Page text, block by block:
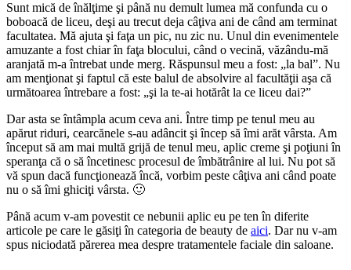
Sunt mică de înălţime şi până nu demult lumea mă confunda cu o
boboacă de liceu, deşi au trecut deja câţiva ani de când am terminat
facultatea. Mă ajuta şi faţa un pic, nu zic nu. Unul din evenimentele
amuzante a fost chiar în faţa blocului, când o vecină, văzându-mă
aranjată m-a întrebat unde merg. Răspunsul meu a fost: „la bal”. Nu
am menţionat şi faptul că este balul de absolvire al facultăţii aşa că
următoarea întrebare a fost: „şi la te-ai hotărât la ce liceu dai?”
Dar asta se întâmpla acum ceva ani. Între timp pe tenul meu au
apărut riduri, cearcănele s-au adâncit şi încep să îmi arăt vârsta. Am
început să am mai multă grijă de tenul meu, aplic creme şi poţiuni în
speranţa că o să încetinesc procesul de îmbătrânire al lui. Nu pot să
vă spun dacă funcţionează încă, vorbim peste câţiva ani când poate
nu o să îmi ghiciţi vârsta. 🙂
Până acum v-am povestit ce nebunii aplic eu pe ten în diferite
articole pe care le găsiţi în categoria de beauty de aici. Dar nu v-am
spus niciodată părerea mea despre tratamentele faciale din saloane.